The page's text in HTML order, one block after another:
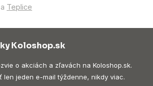
a Teplice
Koloshop.sk
o akciách a zľavách na Koloshop.sk.
len jeden e-mail týždenne, nikdy viac.